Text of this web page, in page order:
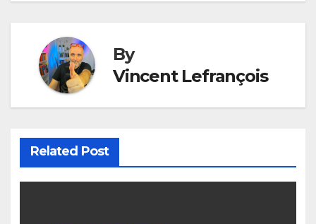
By
Vincent Lefrançois
Related Post